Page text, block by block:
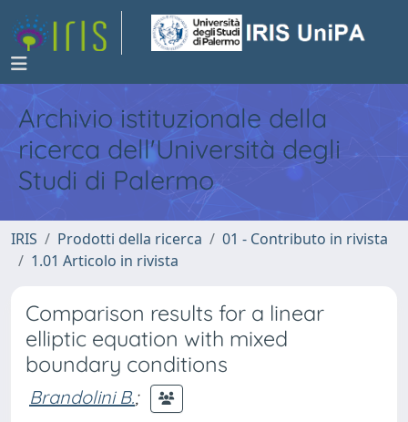
Archivio istituzionale della
ricerca dell'Università degli
Studi di Palermo
IRIS Prodotti della ricerca
01 - Contributo in rivista
1.01 Articolo in rivista
Comparison results for a linear
elliptic equation with mixed
boundary conditions
Brandolini B.;